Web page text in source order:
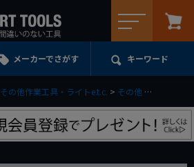
メーカーでさがす キーワード
その他作業工具・ライトe.t.c. その他